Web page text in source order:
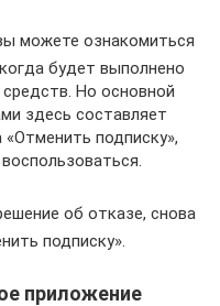
можете ознакомиться
будет выполнено
Но основной
здесь составляет
подписку»,
об отказе, снова
подписку».
приложение